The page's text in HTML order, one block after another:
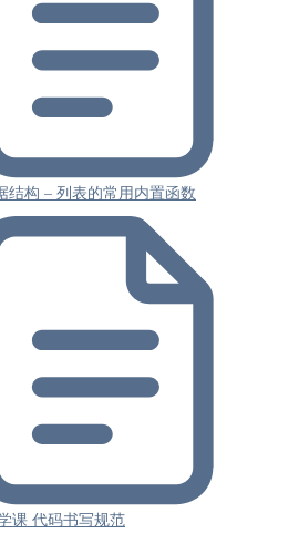
结构 – 列表的常用内置函数
课 代码书写规范